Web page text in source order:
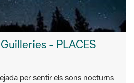
- PLACES
per sentir els sons nocturns